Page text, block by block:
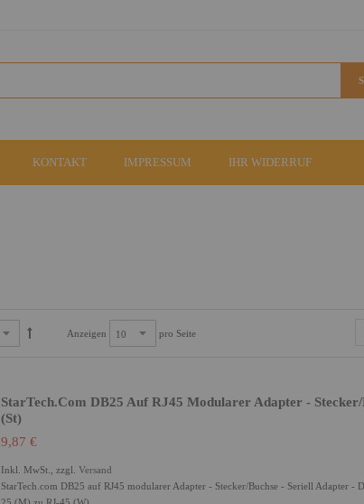
KONTAKT IMPRESSUM IHR WIDERRUF
Anzeigen pro Seite
StarTech.com DB25 Auf RJ45 Modularer Adapter -
(St)
9,87 €
Inkl. MwSt., zzgl. Versand
StarTech.com DB25 auf RJ45 modularer Adapter - Stecker/Buchse - Seriell Adapter